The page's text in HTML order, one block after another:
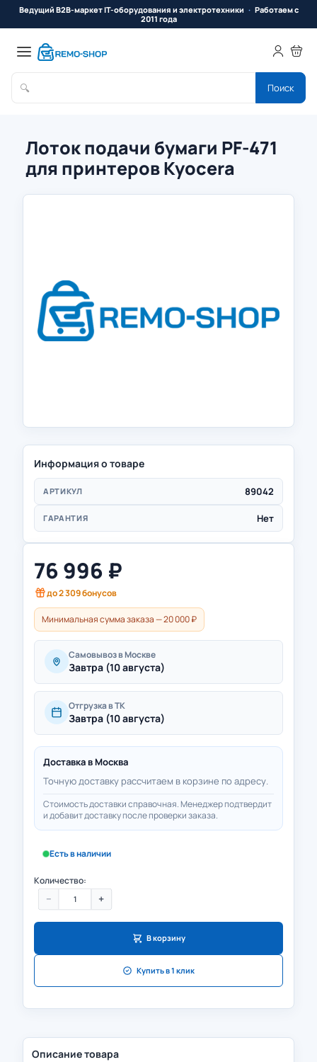
Ведущий B2B-маркет IT-оборудования и электротехники
Работаем с
2011 года
🔍 Поиск
Лоток подачи бумаги PF-471
для принтеров Kyocera
Информация о товаре
АРТИКУЛ 89042
ГАРАНТИЯ Нет
76 996 ₽
до2 309бонусов
Минимальная сумма заказа — 20 000 ₽
Самовывоз в Москве
Завтра (10 августа)
Отгрузка в ТК
Завтра (10 августа)
Доставка в Москва
Точную доставку рассчитаем в корзине по адресу.
Стоимость доставки справочная. Менеджер подтвердит
и добавит доставку после проверки заказа.
Есть в наличии
Количество:
− +
В корзину
Купить в 1 клик
Описание товара